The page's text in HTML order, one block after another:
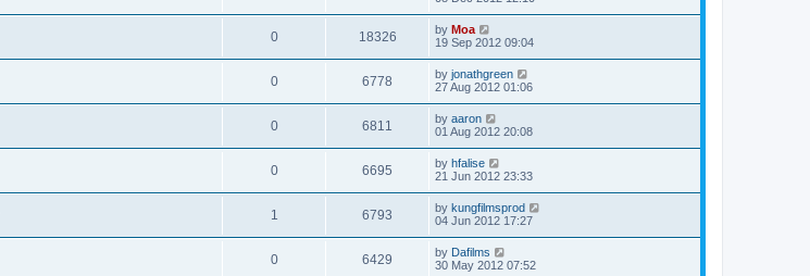
0 18326 by Moa
19 Sep 2012 09:04
0 6778 by jonathgreen
27 Aug 2012 01:06
0 6811 by aaron
01 Aug 2012 20:08
0 6695 by hfalise
21 Jun 2012 23:33
1 6793 by kungfilmsprod
04 Jun 2012 17:27
0 6429 by Dafilms
30 May 2012 07:52